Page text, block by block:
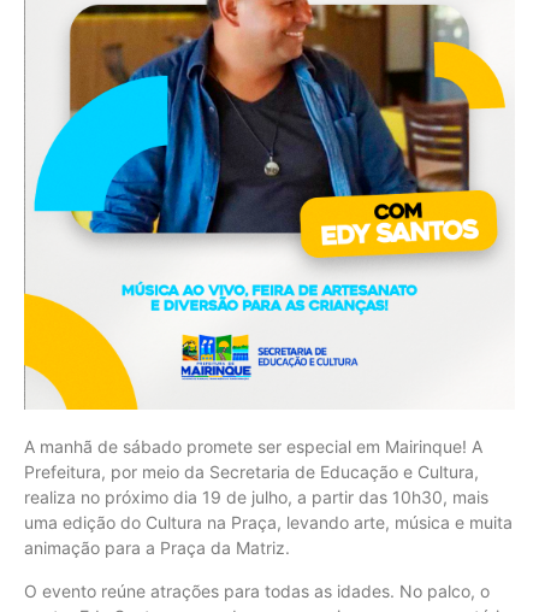
A manhã de sábado promete ser especial em Mairinque! A
Prefeitura, por meio da Secretaria de Educação e Cultura,
realiza no próximo dia 19 de julho, a partir das 10h30, mais
uma edição do Cultura na Praça, levando arte, música e muita
animação para a Praça da Matriz.
O evento reúne atrações para todas as idades. No palco, o